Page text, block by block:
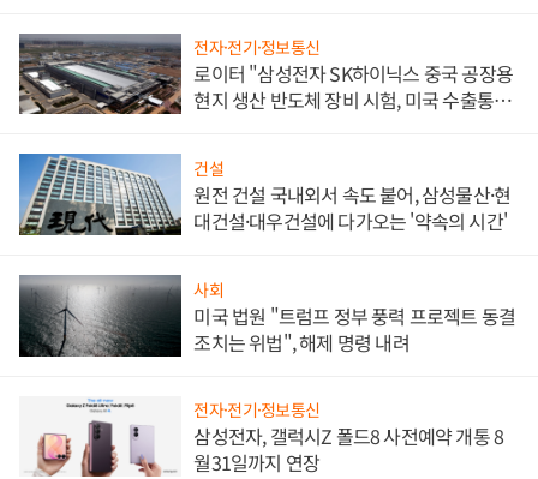
전자·전기·정보통신
로이터 "삼성전자 SK하이닉스 중국 공장용
현지 생산 반도체 장비 시험, 미국 수출통제
건설
원전 건설 국내외서 속도 붙어, 삼성물산·현
대건설·대우건설에 다가오는 '약속의 시간'
사회
미국 법원 "트럼프 정부 풍력 프로젝트 동결
조치는 위법", 해제 명령 내려
전자·전기·정보통신
삼성전자, 갤럭시Z 폴드8 사전예약 개통 8
월31일까지 연장